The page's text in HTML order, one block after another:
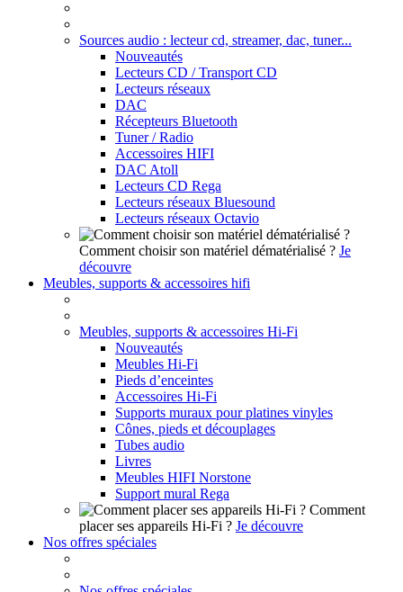
Sources audio : lecteur cd, streamer, dac, tuner...
Nouveautés
Lecteurs CD / Transport CD
Lecteurs réseaux
DAC
Récepteurs Bluetooth
Tuner / Radio
Accessoires HIFI
DAC Atoll
Lecteurs CD Rega
Lecteurs réseaux Bluesound
Lecteurs réseaux Octavio
Comment choisir son matériel dématérialisé ? Je
découvre
Meubles, supports & accessoires hifi
Meubles, supports & accessoires Hi-Fi
Nouveautés
Meubles Hi-Fi
Pieds d’enceintes
Accessoires Hi-Fi
Supports muraux pour platines vinyles
Cônes, pieds et découplages
Tubes audio
Livres
Meubles HIFI Norstone
Support mural Rega
Comment
placer ses appareils Hi-Fi ? Je découvre
Nos offres spéciales